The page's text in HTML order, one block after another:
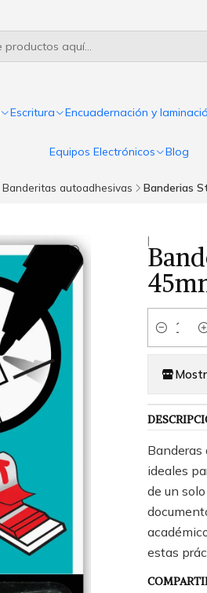
Escritura Encuadernación y
Equipos Electrónicos Blog
Banderitas autoadhesivas Banderias
|
Cantidad
Banderas
ideales
de un
estas